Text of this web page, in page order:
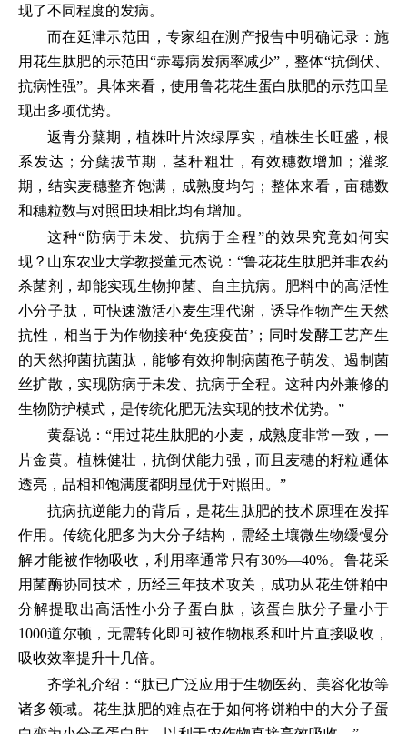
现了不同程度的发病。
而在延津示范田，专家组在测产报告中明确记录：施
用花生肽肥的示范田“赤霉病发病率减少”，整体“抗倒伏、
抗病性强”。具体来看，使用鲁花花生蛋白肽肥的示范田呈
现出多项优势。
返青分蘖期，植株叶片浓绿厚实，植株生长旺盛，根
系发达；分蘖拔节期，茎秆粗壮，有效穗数增加；灌浆
期，结实麦穗整齐饱满，成熟度均匀；整体来看，亩穗数
和穗粒数与对照田块相比均有增加。
这种“防病于未发、抗病于全程”的效果究竟如何实
现？山东农业大学教授董元杰说：“鲁花花生肽肥并非农药
杀菌剂，却能实现生物抑菌、自主抗病。肥料中的高活性
小分子肽，可快速激活小麦生理代谢，诱导作物产生天然
抗性，相当于为作物接种‘免疫疫苗’；同时发酵工艺产生
的天然抑菌抗菌肽，能够有效抑制病菌孢子萌发、遏制菌
丝扩散，实现防病于未发、抗病于全程。这种内外兼修的
生物防护模式，是传统化肥无法实现的技术优势。”
黄磊说：“用过花生肽肥的小麦，成熟度非常一致，一
片金黄。植株健壮，抗倒伏能力强，而且麦穗的籽粒通体
透亮，品相和饱满度都明显优于对照田。”
抗病抗逆能力的背后，是花生肽肥的技术原理在发挥
作用。传统化肥多为大分子结构，需经土壤微生物缓慢分
解才能被作物吸收，利用率通常只有30%—40%。鲁花采
用菌酶协同技术，历经三年技术攻关，成功从花生饼粕中
分解提取出高活性小分子蛋白肽，该蛋白肽分子量小于
1000道尔顿，无需转化即可被作物根系和叶片直接吸收，
吸收效率提升十几倍。
齐学礼介绍：“肽已广泛应用于生物医药、美容化妆等
诸多领域。花生肽肥的难点在于如何将饼粕中的大分子蛋